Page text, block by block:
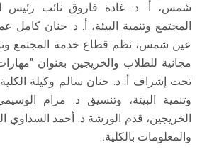
شمس، أ. د. غادة فاروق نائب رئيس
المجتمع وتنمية البيئة، أ. د. حنان كامل
عين شمس، نظم قطاع خدمة المجتمع
مجانية للطلاب والخريجين بعنوان
تحت إشراف أ. د. حنان سالم وكيلة
وتنمية البيئة، وتنسيق د. مرام
الخريجين، قدم الورشة د. أحمد
والمعلومات بالكلية.